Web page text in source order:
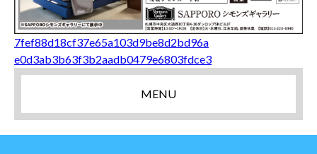
7fef88d18cf37e65a103d9be8d2bd96a
e0d3ab3b63f3b2aadb0479e6803fdce3
MENU